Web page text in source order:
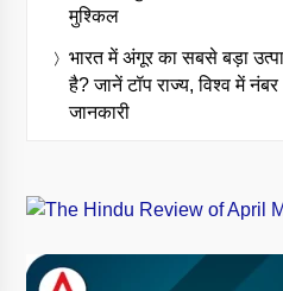
मुश्किल
भारत में अंगूर का सबसे बड़ा
है? जानें टॉप राज्य, विश्व में
जानकारी